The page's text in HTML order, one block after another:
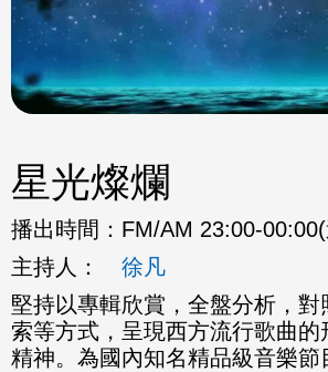
星光燦爛
播出時間： FM/AM 23:00-
主持人：
徐凡
堅持以專輯欣賞，全盤分析，對
索等方式，呈現西方流行歌曲的
精神。為國內知名精品級音樂節